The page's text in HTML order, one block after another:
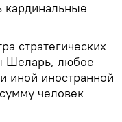
кардинальные
стратегических
Шеларь, любое
иной иностранной
человек